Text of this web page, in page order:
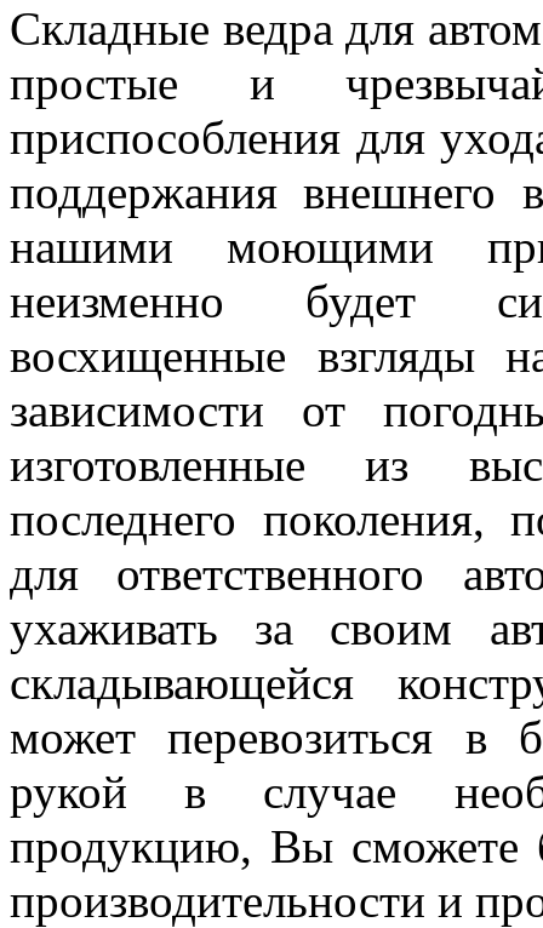
Складные ведра для
простые и
приспособления для
поддержания внешнего
нашими моющими
неизменно будет
восхищенные взгляды
зависимости от
изготовленные из
последнего поколения,
для ответственного
ухаживать за своим
складывающейся
может перевозиться в
рукой в случае
продукцию, Вы сможете
производительности и